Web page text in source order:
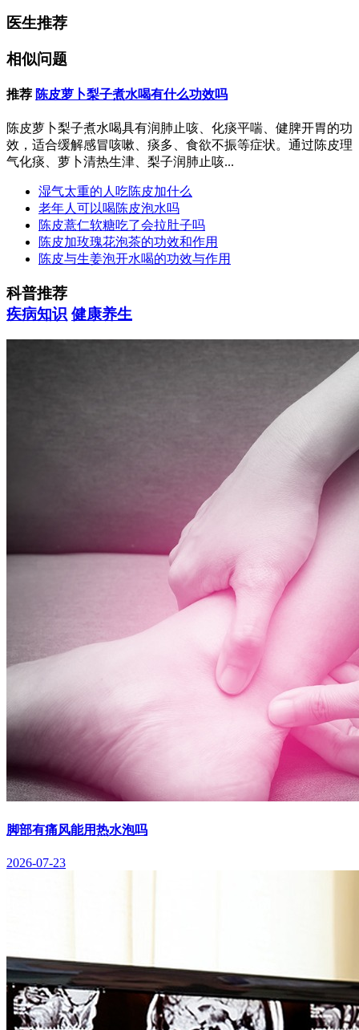
医生推荐
相似问题
推荐 陈皮萝卜梨子煮水喝有什么功效吗
陈皮萝卜梨子煮水喝具有润肺止咳、化痰平喘、健脾开胃的功
效，适合缓解感冒咳嗽、痰多、食欲不振等症状。通过陈皮理
气化痰、萝卜清热生津、梨子润肺止咳...
湿气太重的人吃陈皮加什么
老年人可以喝陈皮泡水吗
陈皮薏仁软糖吃了会拉肚子吗
陈皮加玫瑰花泡茶的功效和作用
陈皮与生姜泡开水喝的功效与作用
科普推荐
疾病知识 健康养生
脚部有痛风能用热水泡吗
2026-07-23